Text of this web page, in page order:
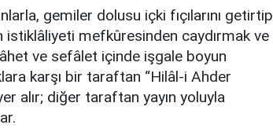
gemiler dolusu içki fıçılarını getirtip
mefkûresinden caydırmak ve
ve sefâlet içinde işgale boyun
karşı bir taraftan “Hilâl-i Ahder
alır; diğer taraftan yayın yoluyla